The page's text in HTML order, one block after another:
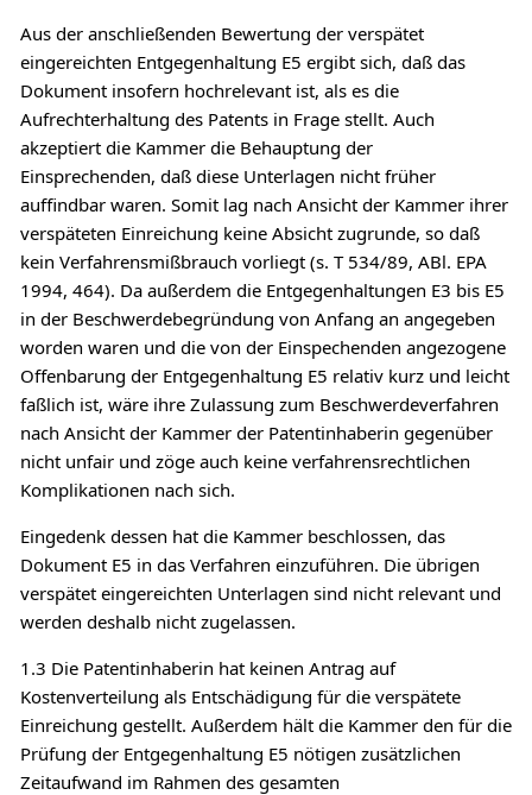
Aus der anschließenden Bewertung der verspätet
eingereichten Entgegenhaltung E5 ergibt sich, daß das
Dokument insofern hochrelevant ist, als es die
Aufrechterhaltung des Patents in Frage stellt. Auch
akzeptiert die Kammer die Behauptung der
Einsprechenden, daß diese Unterlagen nicht früher
auffindbar waren. Somit lag nach Ansicht der Kammer ihrer
verspäteten Einreichung keine Absicht zugrunde, so daß
kein Verfahrensmißbrauch vorliegt (s. T 534/89, ABl. EPA
1994, 464). Da außerdem die Entgegenhaltungen E3 bis E5
in der Beschwerdebegründung von Anfang an angegeben
worden waren und die von der Einspechenden angezogene
Offenbarung der Entgegenhaltung E5 relativ kurz und leicht
faßlich ist, wäre ihre Zulassung zum Beschwerdeverfahren
nach Ansicht der Kammer der Patentinhaberin gegenüber
nicht unfair und zöge auch keine verfahrensrechtlichen
Komplikationen nach sich.
Eingedenk dessen hat die Kammer beschlossen, das
Dokument E5 in das Verfahren einzuführen. Die übrigen
verspätet eingereichten Unterlagen sind nicht relevant und
werden deshalb nicht zugelassen.
1.3 Die Patentinhaberin hat keinen Antrag auf
Kostenverteilung als Entschädigung für die verspätete
Einreichung gestellt. Außerdem hält die Kammer den für die
Prüfung der Entgegenhaltung E5 nötigen zusätzlichen
Zeitaufwand im Rahmen des gesamten